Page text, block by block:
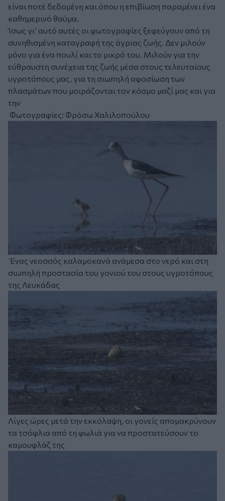
είναι ποτέ δεδομένη και όπου η επιβίωση παραμένει ένα
καθημερινό θαύμα.
Ίσως γι’ αυτό αυτές οι φωτογραφίες ξεφεύγουν από τη
συνηθισμένη καταγραφή της άγριας ζωής. Δεν μιλούν
μόνο για ένα πουλί και το μικρό του. Μιλούν για την
εύθραυστη συνέχεια της ζωής μέσα στους τελευταίους
υγροτόπους μας, για τη σιωπηλή αφοσίωση των
πλασμάτων που μοιράζονται τον κόσμο μαζί μας και για
την
Φωτογραφίες: Φρόσω Χαλιλοπούλου
Ένας νεοσσός καλαμοκανά ανάμεσα στο νερό και στη
σιωπηλή προστασία του γονιού του στους υγροτόπους
της Λευκάδας
Λίγες ώρες μετά την εκκόλαψη, οι γονείς απομακρύνουν
τα τσόφλια από τη φωλιά για να προστατεύσουν το
καμουφλάζ της